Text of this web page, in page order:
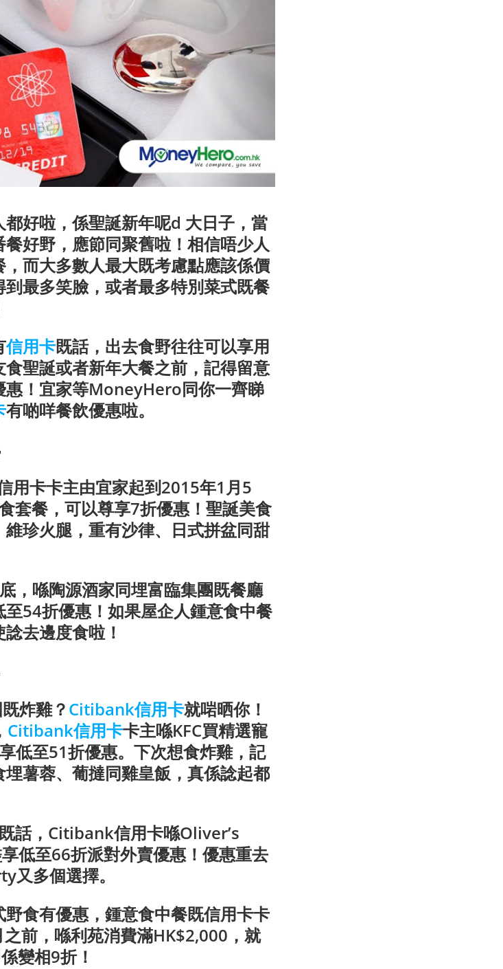
好啦，係聖誕新年呢d 大日子，當
好野，應節同聚舊啦！相信唔少人
而大多數人最大既考慮點應該係價
最多笑臉，或者最多特別菜式既餐
信用卡既話，出去食野往往可以享用
聖誕或者新年大餐之前，記得留意
惠！宜家等MoneyHero同你一齊睇
有啲咩餐飲優惠啦。
用卡卡主由宜家起到2015年1月5
套餐，可以尊享7折優惠 ！聖誕美食
珍火腿，重有沙律、日式拼盆同甜
，喺陶源酒家同埋富臨集團既餐廳
至54折優惠！如果屋企人鍾意食中餐
去邊度食啦！
炸雞？Citibank信用卡就啱晒你！
Citibank信用卡卡主喺KFC買精選寵
低至51折優惠。下次想食炸雞，記
薯蓉、葡撻同雞皇飯，真係諗起都
話，Citibank信用卡喺Oliver’s
低至66折派對外賣優惠！優惠重去
又多個選擇。
食有優惠，鍾意食中餐既信用卡卡
前，喺利苑消費滿HK$2,000，就
變相9折！